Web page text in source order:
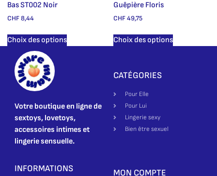
Bas ST002 Noir
CHF8,44
Choix des options
Guêpière Floris
CHF49,75
Choix des options
Votre boutique en ligne de
sextoys, lovetoys,
accessoires intimes et
lingerie sensuelle.
CATÉGORIES
Pour Elle
Pour Lui
Lingerie sexy
Bien être sexuel
INFORMATIONS MON COMPTE